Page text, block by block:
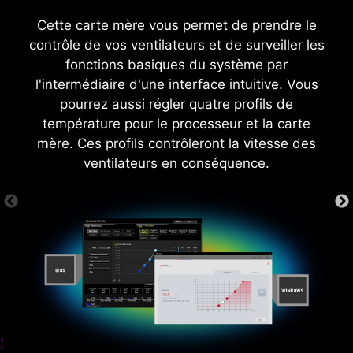
Cette carte mère vous permet de prendre le
contrôle de vos ventilateurs et de surveiller les
fonctions basiques du système par
l'intermédiaire d'une interface intuitive. Vous
pourrez aussi régler quatre profils de
température pour le processeur et la carte
mère. Ces profils contrôleront la vitesse des
ventilateurs en conséquence.
PARAMÈTRES AVANCÉS